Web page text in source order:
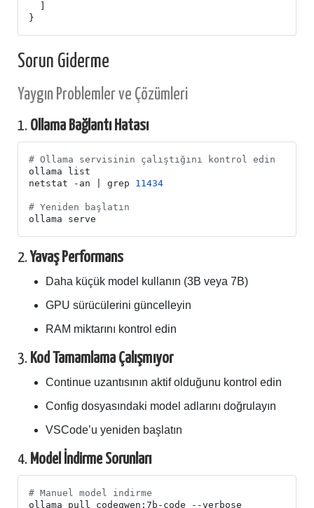
}
Sorun Giderme
Yaygın Problemler ve Çözümleri
1. Ollama Bağlantı Hatası
# Ollama servisinin çalıştığını kontrol edin
netstat -an
grep 11434
# Yeniden başlatın
2. Yavaş Performans
Daha küçük model kullanın (3B veya 7B)
GPU sürücülerini güncelleyin
RAM miktarını kontrol edin
3. Kod Tamamlama Çalışmıyor
Continue uzantısının aktif olduğunu kontrol edin
Config dosyasındaki model adlarını doğrulayın
VSCode’u yeniden başlatın
4. Model İndirme Sorunları
# Manuel model indirme